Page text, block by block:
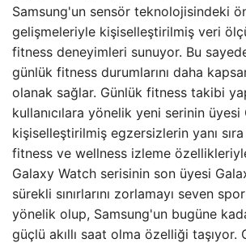
Samsung'un sensör teknolojisindeki
gelişmeleriyle kişiselleştirilmiş veri
fitness deneyimleri sunuyor. Bu sayede
günlük fitness durumlarını daha
olanak sağlar. Günlük fitness takibi
kullanıcılara yönelik yeni serinin üyesi
kişiselleştirilmiş egzersizlerin yanı
fitness ve wellness izleme
Galaxy Watch serisinin son üyesi
sürekli sınırlarını zorlamayı seven
yönelik olup, Samsung'un bugüne
güçlü akıllı saat olma özelliği taşıyor.